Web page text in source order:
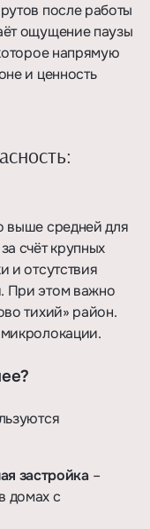
после работы
ощущение паузы
напрямую
и ценность
выше средней для
счёт крупных
и отсутствия
При этом важно
тихий» район.
застройка –
домах с